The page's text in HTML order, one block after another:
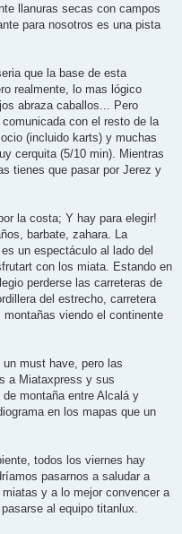
llanuras secas con campos
para nosotros es una pista
que la base de esta
realmente, lo mas lógico
abraza caballos... Pero
con el resto de la
(incluido karts) y muchas
cerquita (5/10 min). Mientras
tienes que pasar por Jerez y
la costa; Y hay para elegir!
barbate, zahara. La
un espectáculo al lado del
con los miata. Estando en
perderse las carreteras de
del estrecho, carretera
viendo el continente
must have, pero las
a Miataxpress y sus
montaña entre Alcalá y
en los mapas que un
todos los viernes hay
pasarnos a saludar a
y a lo mejor convencer a
al equipo titanlux.